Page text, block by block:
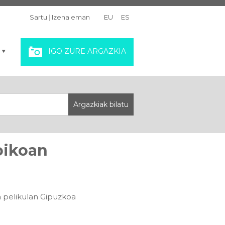
Sartu | Izena eman EU ES
IGO ZURE ARGAZKIA
pelikulan Gipuzkoa